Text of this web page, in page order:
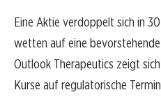
Eine Aktie verdoppelt sich in
wetten auf eine
Outlook Therapeutics zeigt
Kurse auf regulatorische